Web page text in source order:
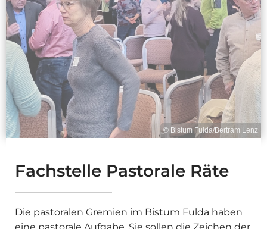
© Bistum Fulda/Bertram Lenz
Fachstelle Pastorale Räte
Die pastoralen Gremien im Bistum Fulda haben
eine pastorale Aufgabe. Sie sollen die Zeichen der